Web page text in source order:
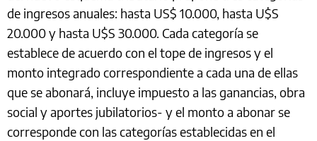
de ingresos anuales: hasta US$ 10.000, hasta U$S
20.000 y hasta U$S 30.000. Cada categoría se
establece de acuerdo con el tope de ingresos y el
monto integrado correspondiente a cada una de ellas
que se abonará, incluye impuesto a las ganancias, obra
social y aportes jubilatorios- y el monto a abonar se
corresponde con las categorías establecidas en el